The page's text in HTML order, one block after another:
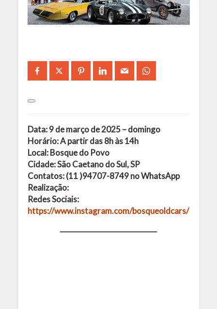
Data: 9 de março de 2025 – domingo
Horário: A partir das 8h às 14h
Local: Bosque do Povo
Cidade: São Caetano do Sul, SP
Contatos: (11 )94707-8749 no WhatsApp
Realização:
Redes Sociais:
https://www.instagram.com/bosqueoldcars/